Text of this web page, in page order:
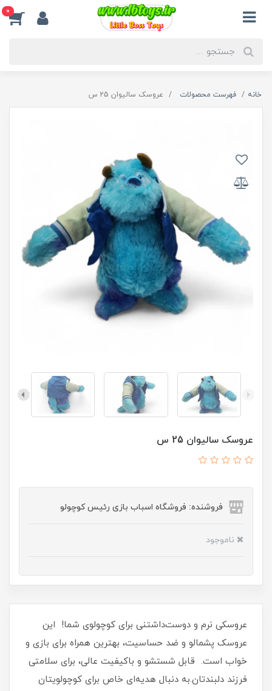
0
خانه فهرست محصولات عروسک سالیوان 25 س
عروسک سالیوان 25 س
فروشنده: فروشگاه اسباب بازی رئیس کوچولو
ناموجود
عروسکی نرم و دوست‌داشتنی برای کوچولوی شما! این
عروسک پشمالو و ضد حساسیت، بهترین همراه برای بازی و
خواب است. قابل شستشو و باکیفیت عالی، برای سلامتی
فرزند دلبندتان.به دنبال هدیه‌ای خاص برای کوچولویتان